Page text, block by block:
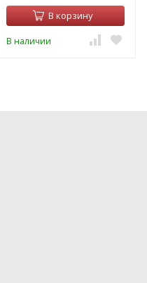
В корзину
В наличии